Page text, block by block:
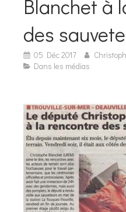
Blanchet à
des
05 Déc 2017
Dans les médias